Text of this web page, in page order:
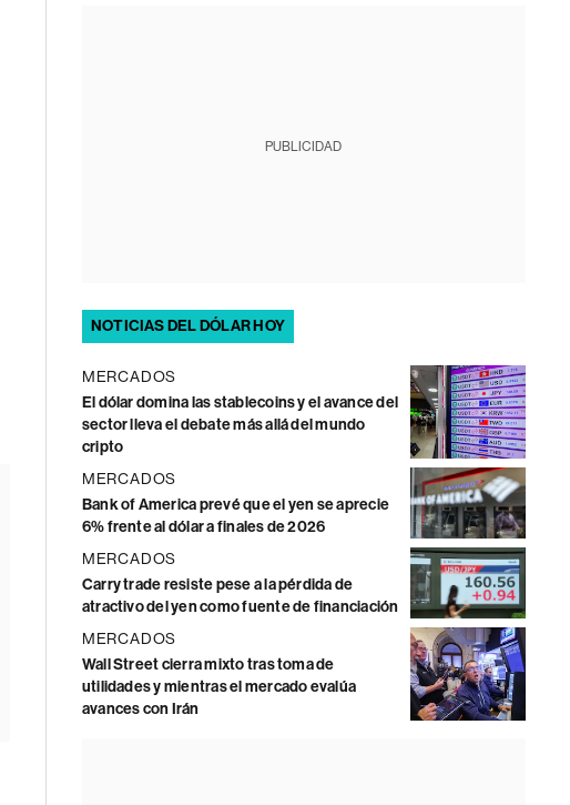
PUBLICIDAD
NOTICIAS DEL DÓLAR HOY
MERCADOS
El dólar domina las stablecoins y el avance del
sector lleva el debate más allá del mundo
cripto
MERCADOS
Bank of America prevé que el yen se aprecie
6% frente al dólar a finales de 2026
MERCADOS
Carry trade resiste pese a la pérdida de
atractivo del yen como fuente de financiación
MERCADOS
Wall Street cierra mixto tras toma de
utilidades y mientras el mercado evalúa
avances con Irán